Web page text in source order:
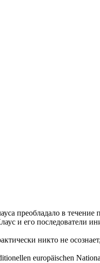
преобладало в течение
и его последователи
никто не
europäischen